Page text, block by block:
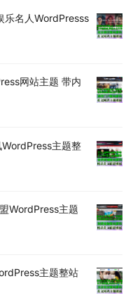
乐名人WordPresss
网站主题 带内
主题整
WordPress主题
主题整站